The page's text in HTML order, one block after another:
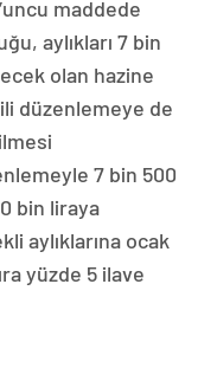
maddede
aylıkları 7 bin
olan hazine
düzenlemeye de
7 bin 500
bin liraya
aylıklarına ocak
yüzde 5 ilave